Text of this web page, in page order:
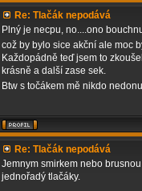
Re: Tlačák nepodává
Plný je necpu, no....ono
což by bylo sice akční ale moc
Každopádně teď jsem to
krásně a další zase sek.
Btw s točákem mě nikdo
Re: Tlačák nepodává
Jemnym smirkem nebo
jednořadý tlačáky.